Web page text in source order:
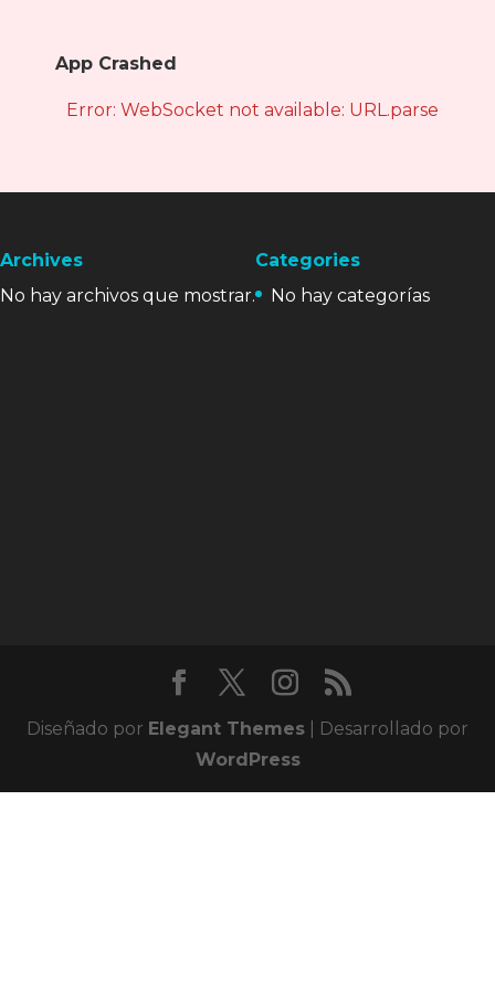
App Crashed
Error: WebSocket not available: URL.parse is
Archives
No hay archivos que mostrar.
Categories
No hay categorías
Diseñado por Elegant Themes | Desarrollado por
WordPress